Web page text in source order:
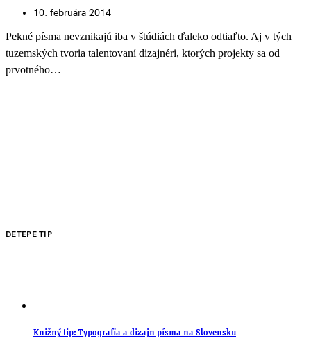
10. februára 2014
Pekné písma nevznikajú iba v štúdiách ďaleko odtiaľto. Aj v tých
tuzemských tvoria talentovaní dizajnéri, ktorých projekty sa od
prvotného…
DETEPE TIP
Knižný tip: Typografia a dizajn písma na Slovensku